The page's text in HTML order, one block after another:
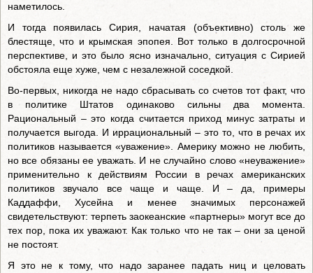
наметилось.
И тогда появилась Сирия, начатая (объективно) столь же
блестяще, что и крымская эпопея. Вот только в долгосрочной
перспективе, и это было ясно изначально, ситуация с Сирией
обстояла еще хуже, чем с незалежной соседкой.
Во-первых, никогда не надо сбрасывать со счетов тот факт, что
в политике Штатов одинаково сильны два момента.
Рациональный – это когда считается приход минус затраты и
получается выгода. И иррациональный – это то, что в речах их
политиков называется «уважение». Америку можно не любить,
но все обязаны ее уважать. И не случайно слово «неуважение»
применительно к действиям России в речах американских
политиков звучало все чаще и чаще. И – да, примеры
Каддаффи, Хусейна и менее значимых персонажей
свидетельствуют: терпеть заокеанские «партнеры» могут все до
тех пор, пока их уважают. Как только что не так – они за ценой
не постоят.
Я это не к тому, что надо заранее падать ниц и целовать